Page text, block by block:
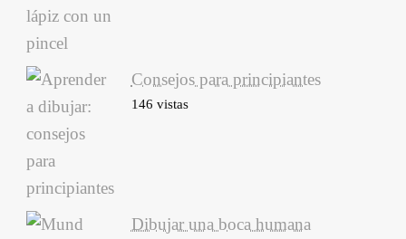
Consejos para principiantes
146 vistas
Dibujar una boca humana